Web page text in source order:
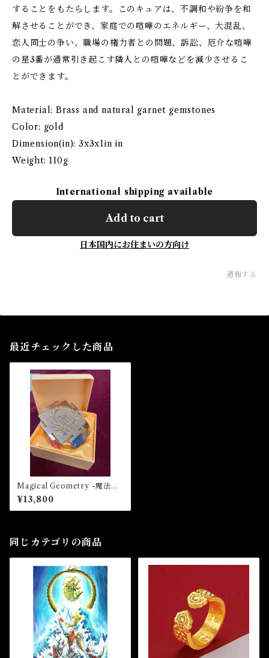
することをもたらします。このキュアは、不調和や紛争を和
解させることができ、家庭での喧嘩のエネルギー、大混乱、
恋人同士の争い、職場の権力者との問題、訴訟、厄介な喧嘩
の星3番が通常引き起こす隣人との喧嘩などを減少させるこ
とができます。
Material: Brass and natural garnet gemstones
Color: gold
Dimension(in): 3x3x1in in
Weight: 110g
International shipping available
Add to cart
日本国内にお住まいの方向け
通報する
最近チェックした商品
Magical Geometry -魔法の
幾何学- 風水置物
¥13,800
同じカテゴリの商品